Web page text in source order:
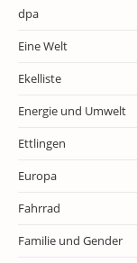
dpa
Eine Welt
Ekelliste
Energie und Umwelt
Ettlingen
Europa
Fahrrad
Familie und Gender